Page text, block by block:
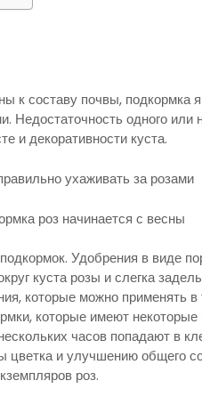
к составу почвы, подкормка
Недостаточность одного или
и декоративности куста.
роз начинается с весны
Удобрения в виде
куста розы и слегка
которые можно применять в
которые имеют
часов попадают в
и улучшению общего
роз.